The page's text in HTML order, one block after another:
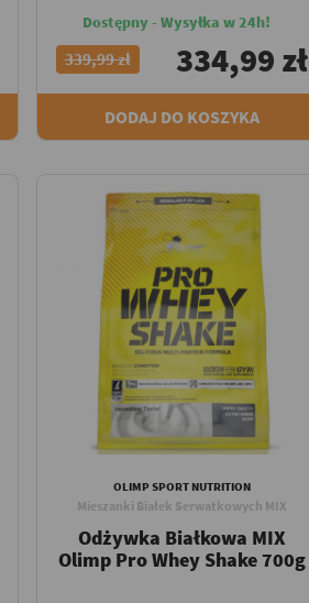
Dostępny - Wysyłka w 24h!
339,99 zł 334,99 zł
DODAJ DO KOSZYKA
OLIMP SPORT NUTRITION
Mieszanki Białek Serwatkowych MIX
Odżywka Białkowa MIX
Olimp Pro Whey Shake 700g